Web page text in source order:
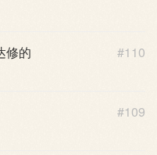
#110
修的
#109